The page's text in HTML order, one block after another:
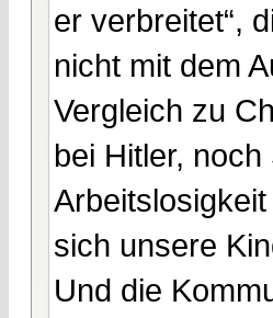
er verbreitet“,
nicht mit dem
Vergleich zu
bei Hitler,
sich unsere
Und die